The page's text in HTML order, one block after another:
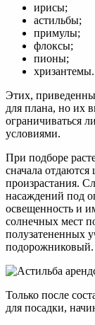
ирисы;
астильбы;
примулы;
флоксы;
пионы;
хризантемы.
Этих,
для плана, но их
ограничиваться
условиями.
При подборе
сначала
произрастания.
насаждений под
освещенность и
солнечных мест
полузатененных
подорожниковый.
Только после
для посадки,